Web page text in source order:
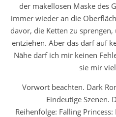
der makellosen Maske des
immer wieder an die
davor, die Ketten zu
entziehen. Aber das darf auf
Nähe darf ich mir keinen
sie mir
Vorwort beachten. Dark
Eindeutige Szenen.
Reihenfolge: Falling